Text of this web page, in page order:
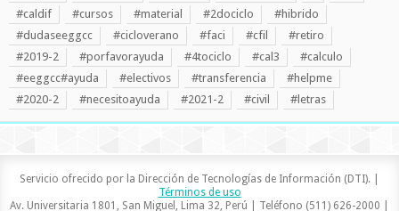
#caldif
#cursos #material #2dociclo
#hibrido
#dudaseeggcc
#cicloverano #faci #cfil
#retiro
#2019-2
#porfavorayuda #4tociclo #cal3
#calculo
#eeggcc#ayuda
#electivos #transferencia
#helpme
#2020-2
#necesitoayuda #2021-2 #civil #letras
Servicio ofrecido por la Dirección de Tecnologías de Información (DTI). |
Términos de uso
Av. Universitaria 1801, San Miguel, Lima 32, Perú | Teléfono (511) 626-2000 |